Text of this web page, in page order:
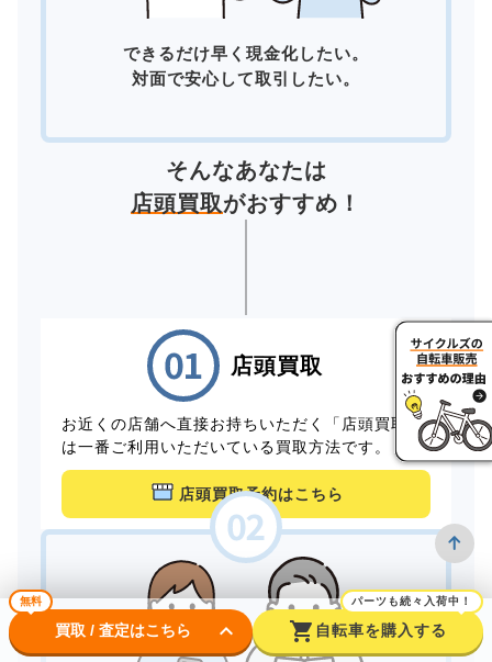
できるだけ早く現金化したい。
対面で安心して取引したい。
そんなあなたは
店頭買取がおすすめ！
店頭買取
お近くの店舗へ直接お持ちいただく「店頭買取」
は一番ご利用いただいている買取方法です。
店頭買取予約はこちら
無料
買取 / 査定はこちら keyboard_arrow_down shopping_cart
パーツも続々入荷中！
自転車を購入する